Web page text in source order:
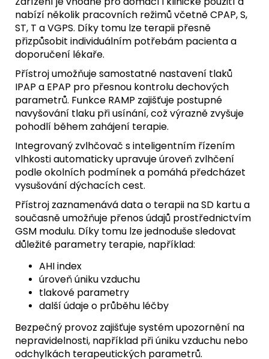
nabízí několik pracovních režimů včetně CPAP, S,
ST, T a VGPS. Díky tomu lze terapii přesně
přizpůsobit individuálním potřebám pacienta a
doporučení lékaře.
Přístroj umožňuje samostatné nastavení tlaků
IPAP a EPAP pro přesnou kontrolu dechových
parametrů. Funkce RAMP zajišťuje postupné
navyšování tlaku při usínání, což výrazně zvyšuje
pohodlí během zahájení terapie.
Integrovaný zvlhčovač s inteligentním řízením
vlhkosti automaticky upravuje úroveň zvlhčení
podle okolních podmínek a pomáhá předcházet
vysušování dýchacích cest.
Přístroj zaznamenává data o terapii na SD kartu a
současně umožňuje přenos údajů prostřednictvím
GSM modulu. Díky tomu lze jednoduše sledovat
důležité parametry terapie, například:
AHI index
úroveň úniku vzduchu
tlakové parametry
další údaje o průběhu léčby
Bezpečný provoz zajišťuje systém upozornění na
nepravidelnosti, například při úniku vzduchu nebo
odchylkách terapeutických parametrů.